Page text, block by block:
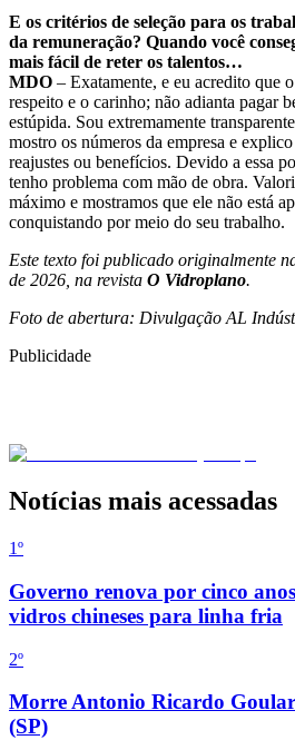
E os critérios de seleção para os
da remuneração? Quando você
mais fácil de reter os talentos…
MDO – Exatamente, e eu acredito que
respeito e o carinho; não adianta pagar
estúpida. Sou extremamente
mostro os números da empresa e
reajustes ou benefícios. Devido a essa
tenho problema com mão de obra.
máximo e mostramos que ele não está
conquistando por meio do seu trabalho.
Este texto foi publicado originalmente
de 2026, na revista O Vidroplano.
Foto de abertura: Divulgação AL
Publicidade
Notícias mais acessadas
1º
Governo renova por cinco
vidros chineses para linha fria
2º
Morre Antonio Ricardo
(SP)